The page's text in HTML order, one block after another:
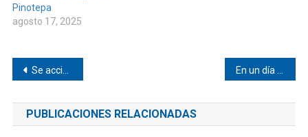
Pinotepa
agosto 17, 2025
Navegación
de
entradas
Se accidentó vehículo en Huaxpaltepec
PUBLICACIONES RELACIONADAS